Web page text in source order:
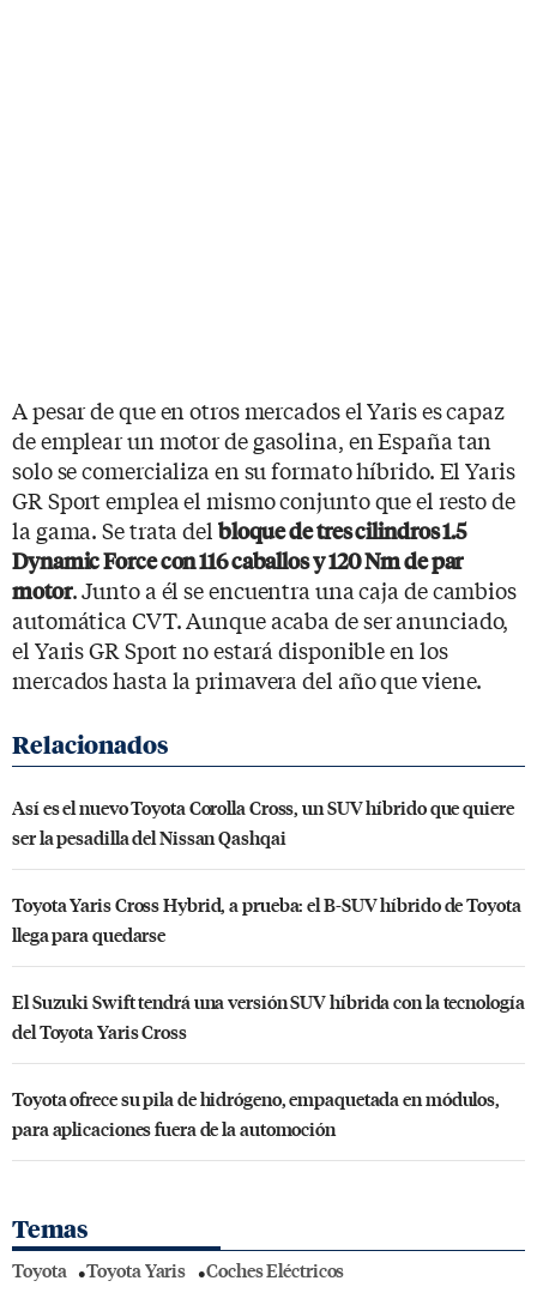
A pesar de que en otros mercados el Yaris es capaz
de emplear un motor de gasolina, en España tan
solo se comercializa en su formato híbrido. El Yaris
GR Sport emplea el mismo conjunto que el resto de
la gama. Se trata del bloque de tres cilindros 1.5
Dynamic Force con 116 caballos y 120 Nm de par
motor. Junto a él se encuentra una caja de cambios
automática CVT. Aunque acaba de ser anunciado,
el Yaris GR Sport no estará disponible en los
mercados hasta la primavera del año que viene.
Así es el nuevo Toyota Corolla Cross, un SUV híbrido que quiere
ser la pesadilla del Nissan Qashqai
Toyota Yaris Cross Hybrid, a prueba: el B-SUV híbrido de Toyota
llega para quedarse
El Suzuki Swift tendrá una versión SUV híbrida con la tecnología
del Toyota Yaris Cross
Toyota ofrece su pila de hidrógeno, empaquetada en módulos,
para aplicaciones fuera de la automoción
Temas
Toyota Toyota Yaris Coches Eléctricos